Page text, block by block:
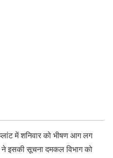
में शनिवार को भीषण आग लग
इसकी सूचना दमकल विभाग को